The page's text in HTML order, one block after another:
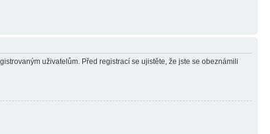
uživatelům. Před registrací se ujistěte, že jste se obeznámili